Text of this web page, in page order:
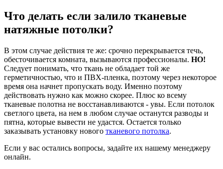
Что делать если залило тканевые
натяжные потолки?
В этом случае действия те же: срочно перекрывается течь,
обесточивается комната, вызываются профессионалы. НО!
Следует понимать, что ткань не обладает той же
герметичностью, что и ПВХ-пленка, поэтому через некоторое
время она начнет пропускать воду. Именно поэтому
действовать нужно как можно скорее. Плюс ко всему
тканевые полотна не восстанавливаются - увы. Если потолок
светлого цвета, на нем в любом случае останутся разводы и
пятна, которые вывести не удастся. Остается только
заказывать установку нового тканевого потолка.
Если у вас остались вопросы, задайте их нашему менеджеру
онлайн.